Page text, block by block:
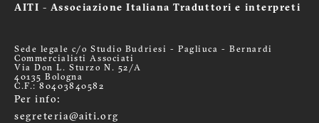
AITI - Associazione Italiana Traduttori e interpreti
Sede legale c/o Studio Budriesi - Pagliuca - Bernardi
Commercialisti Associati
Via Don L. Sturzo N. 52/A
40135 Bologna
C.F.: 80403840582
Per info:
segreteria@aiti.org